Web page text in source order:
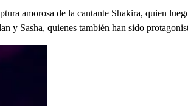
amorosa de la cantante Shakira, quien
y Sasha, quienes también han sido